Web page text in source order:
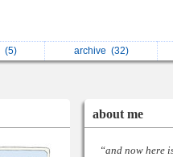
(5) archive (32)
about me
“and now here